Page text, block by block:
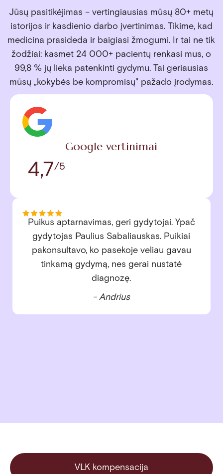
Jūsų pasitikėjimas – vertingiausias mūsų 80+ metų
istorijos ir kasdienio darbo įvertinimas. Tikime, kad
medicina prasideda ir baigiasi žmogumi. Ir tai ne tik
žodžiai: kasmet 24 000+ pacientų renkasi mus, o
99,8 % jų lieka patenkinti gydymu. Tai geriausias
mūsų „kokybės be kompromisų" pažado įrodymas.
Google vertinimai
4,7/5
Jau daugelį metų lankomės šioje klinikoje ir
visada sugrįžtame dėl nuostabios vaikų
gydytojos Eglės. Su pirmuoju vaiku teko
spręsti nemažai dantukų problemų –
gydytoja Eglė viską išsamiai paaiškino,
švelniai ir profesionaliai atliko visus
VLK kompensacija